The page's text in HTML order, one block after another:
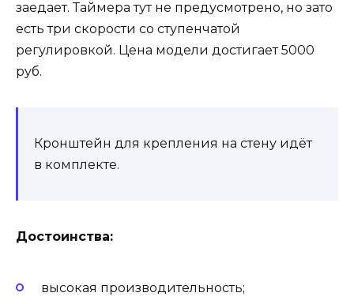
заедает. Таймера тут не предусмотрено, но зато
есть три скорости со ступенчатой
регулировкой. Цена модели достигает 5000
руб.
Кронштейн для крепления на стену идёт
в комплекте.
Достоинства:
высокая производительность;